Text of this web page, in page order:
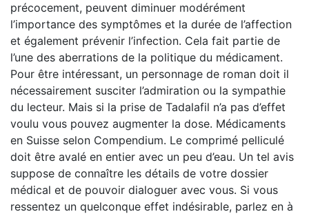
précocement, peuvent diminuer modérément
l’importance des symptômes et la durée de l’affection
et également prévenir l’infection. Cela fait partie de
l’une des aberrations de la politique du médicament.
Pour être intéressant, un personnage de roman doit il
nécessairement susciter l’admiration ou la sympathie
du lecteur. Mais si la prise de Tadalafil n’a pas d’effet
voulu vous pouvez augmenter la dose. Médicaments
en Suisse selon Compendium. Le comprimé pelliculé
doit être avalé en entier avec un peu d’eau. Un tel avis
suppose de connaître les détails de votre dossier
médical et de pouvoir dialoguer avec vous. Si vous
ressentez un quelconque effet indésirable, parlez en à